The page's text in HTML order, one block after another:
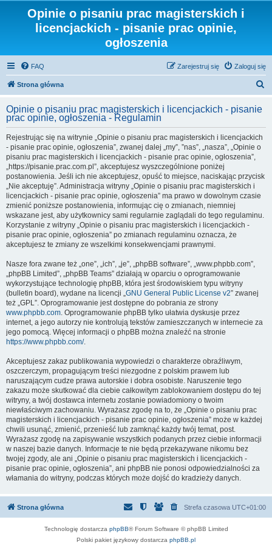
Opinie o pisaniu prac magisterskich i
licencjackich - pisanie prac opinie,
ogłoszenia
FAQ Zaloguj się
Zarejestruj się
Strona główna
k
Opinie o pisaniu prac magisterskich i licencjackich - pisanie
prac opinie, ogłoszenia - Regulamin
Rejestrując się na witrynie „Opinie o pisaniu prac magisterskich i licencjackich
- pisanie prac opinie, ogłoszenia”, zwanej dalej „my”, ”nas”, „nasza”, „Opinie o
pisaniu prac magisterskich i licencjackich - pisanie prac opinie, ogłoszenia”,
„https://pisanie.prac.com.pl”, akceptujesz wyszczególnione poniżej
postanowienia. Jeśli ich nie akceptujesz, opuść to miejsce, naciskając przycisk
„Nie akceptuję”. Administracja witryny „Opinie o pisaniu prac magisterskich i
licencjackich - pisanie prac opinie, ogłoszenia” ma prawo w dowolnym czasie
zmienić poniższe postanowienia, informując cię o zmianach, niemniej
wskazane jest, aby użytkownicy sami regularnie zaglądali do tego regulaminu.
Korzystanie z witryny „Opinie o pisaniu prac magisterskich i licencjackich -
pisanie prac opinie, ogłoszenia” po zmianach regulaminu oznacza, że
akceptujesz te zmiany ze wszelkimi konsekwencjami prawnymi.
Nasze fora zwane też „one”, „ich”, „je”, „phpBB software”, „www.phpbb.com”,
„phpBB Limited”, „phpBB Teams” działają w oparciu o oprogramowanie
wykorzystujące technologię phpBB, która jest środowiskiem typu witryny
(bulletin board), wydane na licencji „GNU General Public License v2” zwanej
też „GPL”. Oprogramowanie jest dostępne do pobrania ze strony
www.phpbb.com. Oprogramowanie phpBB tylko ułatwia dyskusje przez
internet, a jego autorzy nie kontrolują tekstów zamieszczanych w internecie za
jego pomocą. Więcej informacji o phpBB można znaleźć na stronie
https://www.phpbb.com/.
Akceptujesz zakaz publikowania wypowiedzi o charakterze obraźliwym,
oszczerczym, propagującym treści niezgodne z polskim prawem lub
naruszającym cudze prawa autorskie i dobra osobiste. Naruszenie tego
zakazu może skutkować dla ciebie całkowitym zablokowaniem dostępu do tej
witryny, a twój dostawca internetu zostanie powiadomiony o twoim
niewłaściwym zachowaniu. Wyrażasz zgodę na to, że „Opinie o pisaniu prac
magisterskich i licencjackich - pisanie prac opinie, ogłoszenia” może w każdej
chwili usunąć, zmienić, przenieść lub zamknąć każdy twój temat, post.
Wyrażasz zgodę na zapisywanie wszystkich podanych przez ciebie informacji
w naszej bazie danych. Informacje te nie będą przekazywane nikomu bez
twojej zgody, ale ani „Opinie o pisaniu prac magisterskich i licencjackich -
pisanie prac opinie, ogłoszenia”, ani phpBB nie ponosi odpowiedzialności za
włamania do witryny, podczas których może dojść do kradzieży danych.
Strona główna Strefa czasowa UTC+01:00
Technologię dostarcza phpBB® Forum Software © phpBB Limited
Polski pakiet językowy dostarcza phpBB.pl